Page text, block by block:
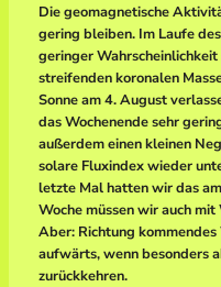
Die geomagnetische
gering bleiben. Im Laufe
geringer
streifenden koronalen
Sonne am 4. August
das Wochenende sehr
außerdem einen kleinen
solare Fluxindex wieder
letzte Mal hatten wir das
Woche müssen wir auch
Aber: Richtung
aufwärts, wenn besonders
zurückkehren.